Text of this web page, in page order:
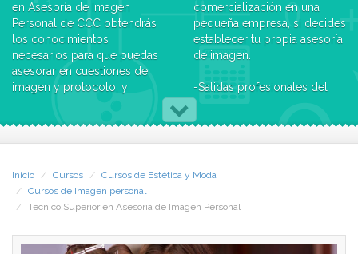
en Asesoría de Imagen
Personal de CCC obtendrás
los conocimientos
necesarios para que puedas
asesorar en cuestiones de
imagen y protocolo, y
ejercer una de las
profesiones más
hasta altos directivos: tú
indicarles lo que más les
comercialización en una
pequeña empresa, si decides
establecer tu propia asesoría
de imagen.
-Salidas profesionales del
Curso de Técnico Superior
en Asesoría de Imagen
audiovisual (publicidad,
Inicio Cursos
Cursos de Estética y Moda
Cursos de Imagen personal
Técnico Superior en Asesoría de Imagen Personal